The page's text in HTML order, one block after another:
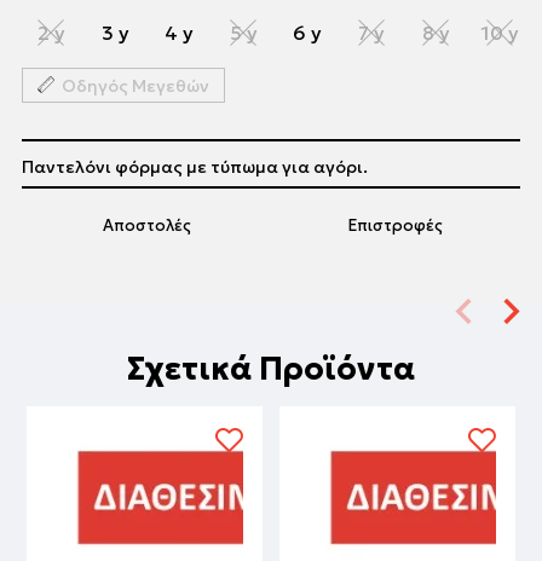
2 y 3 y 4 y 5 y 6 y 7 y 8 y 10 y
Οδηγός Μεγεθών
Αποστολές Επιστροφές
Παντελόνι φόρμας με τύπωμα για αγόρι.
Σχετικά Προϊόντα